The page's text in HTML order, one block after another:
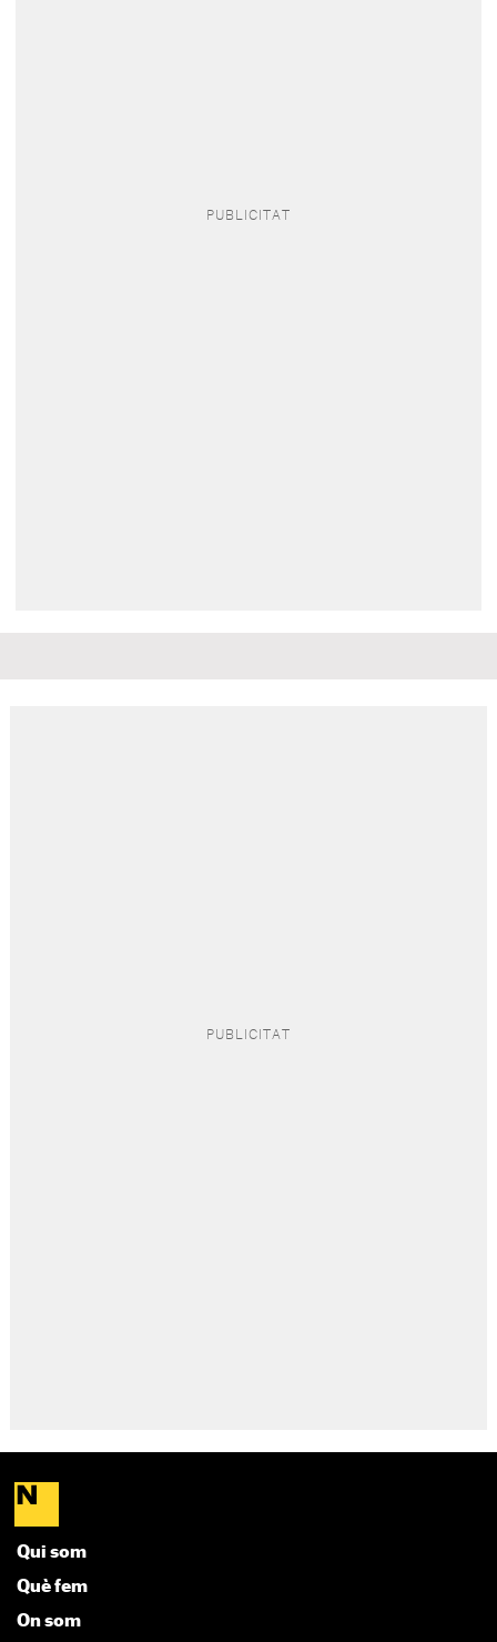
Qui som
Què fem
On som